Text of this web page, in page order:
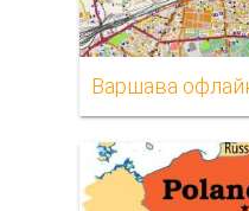
Варшава